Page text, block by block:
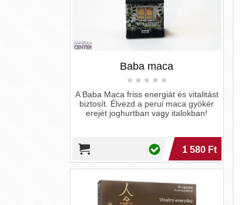
A Baba Maca friss energiát és vitalitást
biztosít. Élvezd a perui maca gyökér
erejét joghurtban vagy italokban!